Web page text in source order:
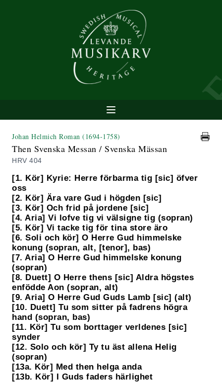
Johan Helmich Roman (1694-1758)
Then Svenska Messan / Svenska Mässan
HRV 404
[1. Kör] Kyrie: Herre förbarma tig [sic] öfver
oss
[2. Kör] Ära vare Gud i högden [sic]
[3. Kör] Och frid på jordene [sic]
[4. Aria] Vi lofve tig vi välsigne tig (sopran)
[5. Kör] Vi tacke tig för tina store äro
[6. Soli och kör] O Herre Gud himmelske
konung (sopran, alt, [tenor], bas)
[7. Aria] O Herre Gud himmelske konung
(sopran)
[8. Duett] O Herre thens [sic] Aldra högstes
enfödde Aon (sopran, alt)
[9. Aria] O Herre Gud Guds Lamb [sic] (alt)
[10. Duett] Tu som sitter på fadrens högra
hand (sopran, bas)
[11. Kör] Tu som borttager verldenes [sic]
synder
[12. Solo och kör] Ty tu äst allena Helig
(sopran)
[13a. Kör] Med then helga anda
[13b. Kör] I Guds faders härlighet